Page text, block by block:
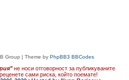
Group | Theme by PhpBB3 BBCodes
не носи отговорност за публикуваните
сами риска, който поемате!